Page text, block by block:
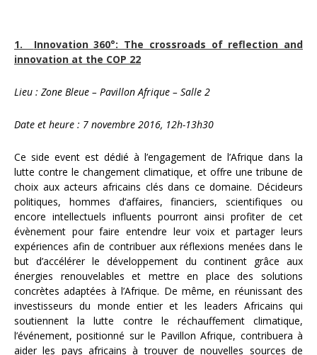
1. Innovation 360°: The crossroads of reflection and
innovation at the COP 22
Lieu : Zone Bleue – Pavillon Afrique – Salle 2
Date et heure : 7 novembre 2016, 12h-13h30
Ce side event est dédié à l’engagement de l’Afrique dans la
lutte contre le changement climatique, et offre une tribune de
choix aux acteurs africains clés dans ce domaine. Décideurs
politiques, hommes d’affaires, financiers, scientifiques ou
encore intellectuels influents pourront ainsi profiter de cet
évènement pour faire entendre leur voix et partager leurs
expériences afin de contribuer aux réflexions menées dans le
but d’accélérer le développement du continent grâce aux
énergies renouvelables et mettre en place des solutions
concrètes adaptées à l’Afrique. De même, en réunissant des
investisseurs du monde entier et les leaders Africains qui
soutiennent la lutte contre le réchauffement climatique,
l’événement, positionné sur le Pavillon Afrique, contribuera à
aider les pays africains à trouver de nouvelles sources de